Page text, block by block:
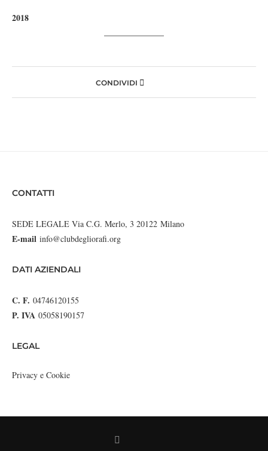
2018
CONDIVIDI
CONTATTI
SEDE LEGALE Via C.G. Merlo, 3 20122 Milano
E-mail info@clubdegliorafi.org
DATI AZIENDALI
C. F. 04746120155
P. IVA 05058190157
LEGAL
Privacy e Cookie